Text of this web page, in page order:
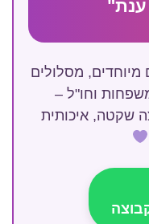
מיוחדים, מסלולים
וחו"ל –
שקטה, איכותית